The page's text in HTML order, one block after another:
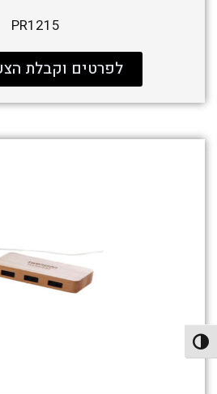
הפעל/כבה ניגודיות גבוהה
PR1215
לפרטים וקבלת